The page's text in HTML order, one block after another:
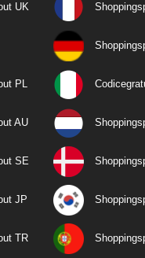
UK
PL
AU
SE
JP
TR